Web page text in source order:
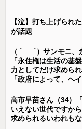
【泣】打ち上げられ
が話題
（ ´_ゝ`）サンモニ
「永住権は生活の基
力としてだけ求めら
「政府によって、ヘ
高市早苗さん（34）
いえない世代ですか
求められるいわれも